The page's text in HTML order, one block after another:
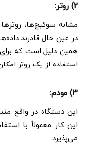
2) روتر:
مشابه سوئیچ‌ها،
در عین حال قادرند
همین دلیل است که
استفاده از یک روتر
3) مودم:
این دستگاه در واقع
می‌پذیرد.